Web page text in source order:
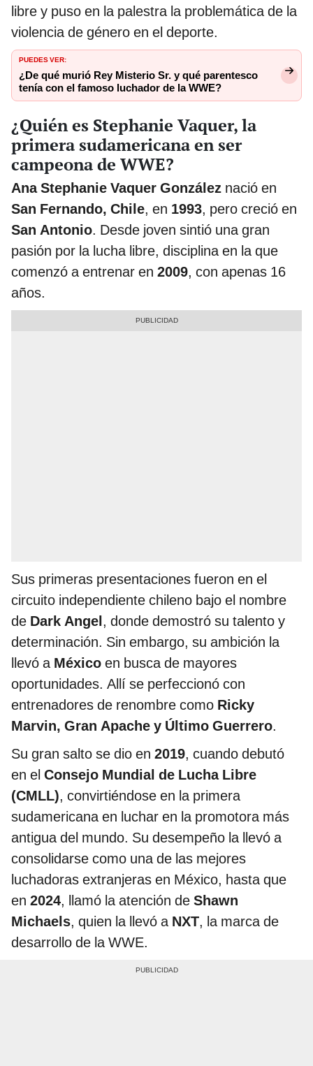
libre y puso en la palestra la problemática de la
violencia de género en el deporte.
PUEDES VER:
¿De qué murió Rey Misterio Sr. y qué parentesco
tenía con el famoso luchador de la WWE?
¿Quién es Stephanie Vaquer, la
primera sudamericana en ser
campeona de WWE?
Ana Stephanie Vaquer González nació en
San Fernando, Chile, en 1993, pero creció en
San Antonio. Desde joven sintió una gran
pasión por la lucha libre, disciplina en la que
comenzó a entrenar en 2009, con apenas 16
años.
Sus primeras presentaciones fueron en el
circuito independiente chileno bajo el nombre
de Dark Angel, donde demostró su talento y
determinación. Sin embargo, su ambición la
llevó a México en busca de mayores
oportunidades. Allí se perfeccionó con
entrenadores de renombre como Ricky
Marvin, Gran Apache y Último Guerrero.
Su gran salto se dio en 2019, cuando debutó
en el Consejo Mundial de Lucha Libre
(CMLL), convirtiéndose en la primera
sudamericana en luchar en la promotora más
antigua del mundo. Su desempeño la llevó a
consolidarse como una de las mejores
luchadoras extranjeras en México, hasta que
en 2024, llamó la atención de Shawn
Michaels, quien la llevó a NXT, la marca de
desarrollo de la WWE.